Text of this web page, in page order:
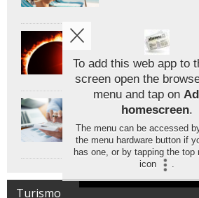
Proteger la vista
solar: claves para
La salud mental
de las consultas
absentismo
jamás registrado.
Turismo
Aviso sobre el Uso de
Utilizamos cookies
funcionamiento del
lista de cookies y como
nuestra Política de
Aceptar Cookies
To add this web app to
screen open the
menu and tap on
homescreen.
The menu can be accessed
the menu hardware button if
has one, or by tapping the top
icon
.